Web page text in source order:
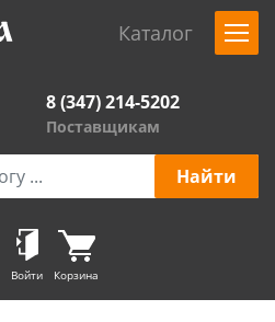
Каталог
8 (347) 214-5202
Поставщикам
Войти Корзина